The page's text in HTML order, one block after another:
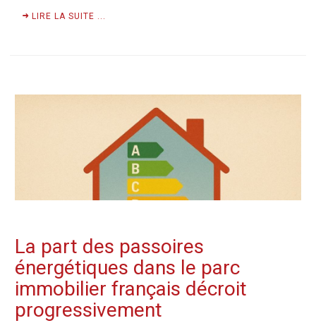
LIRE LA SUITE ...
La part des passoires
énergétiques dans le parc
immobilier français décroit
progressivement